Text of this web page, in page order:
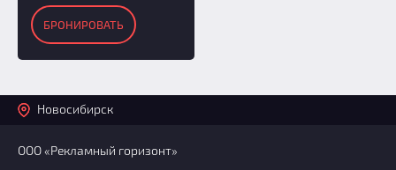
БРОНИРОВАТЬ
Новосибирск
ООО «Рекламный горизонт»